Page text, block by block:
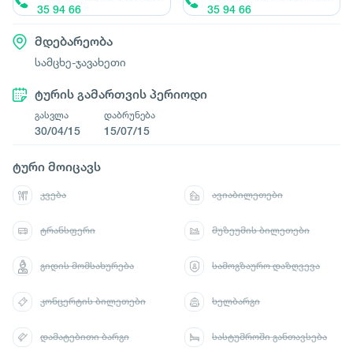
35 94 66
35 94 66
მდებარეობა
სამცხე-ჯავახეთი
ტურის გამართვის პერიოდი
გასვლა
30/04/15
დაბრუნება
15/07/15
ტური მოიცავს
კვება ავიაბილეთები
ტრანსფერი მუზეუმის ბილეთები
გიდის მომსახურება სამოგზაურო დაზღვევა
კონცერტის ბილეთები ხელბარგი
დამატებითი ბარგი სასტუმროში განთავსება